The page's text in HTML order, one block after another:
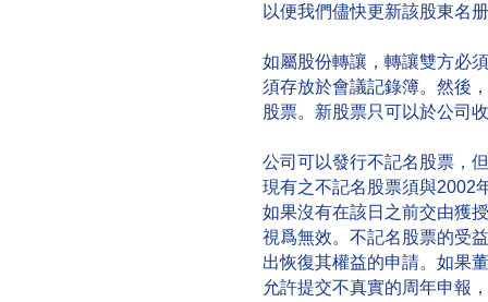
以便我們儘快更新該股東名
如屬股份轉讓，轉讓雙方必
須存放於會議記錄簿。然後
股票。新股票只可以於公司
公司可以發行不記名股票，
現有之不記名股票須與2002
如果沒有在該日之前交由獲
視爲無效。不記名股票的受
出恢復其權益的申請。如果
允許提交不真實的周年申報